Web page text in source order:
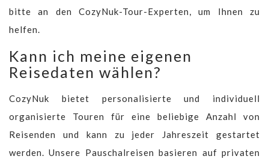
bitte an den CozyNuk-Tour-Experten, um Ihnen zu
helfen.
Kann ich meine eigenen
Reisedaten wählen?
CozyNuk bietet personalisierte und individuell
organisierte Touren für eine beliebige Anzahl von
Reisenden und kann zu jeder Jahreszeit gestartet
werden. Unsere Pauschalreisen basieren auf privaten